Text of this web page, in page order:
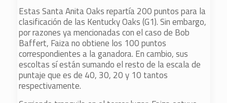
Estas Santa Anita Oaks repartía 200 puntos para la
clasificación de las Kentucky Oaks (G1). Sin embargo,
por razones ya mencionadas con el caso de Bob
Baffert, Faiza no obtiene los 100 puntos
correspondientes a la ganadora. En cambio, sus
escoltas sí están sumando el resto de la escala de
puntaje que es de 40, 30, 20 y 10 tantos
respectivamente.